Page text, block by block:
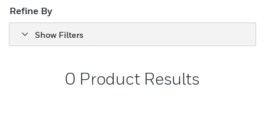
Refine By
Show Filters
0 Product Results